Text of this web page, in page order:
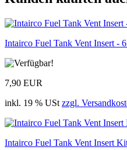
Intairco Fuel Tank Vent Insert -
7,90 EUR
inkl. 19 % USt zzgl.
Intairco Fuel Tank Vent Insert